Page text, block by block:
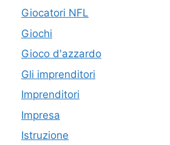
Giocatori NFL
Giochi
Gioco d'azzardo
Gli imprenditori
Imprenditori
Impresa
Istruzione